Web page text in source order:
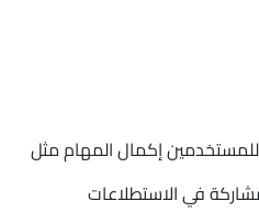
إكمال المهام مثل
في الاستطلاعات